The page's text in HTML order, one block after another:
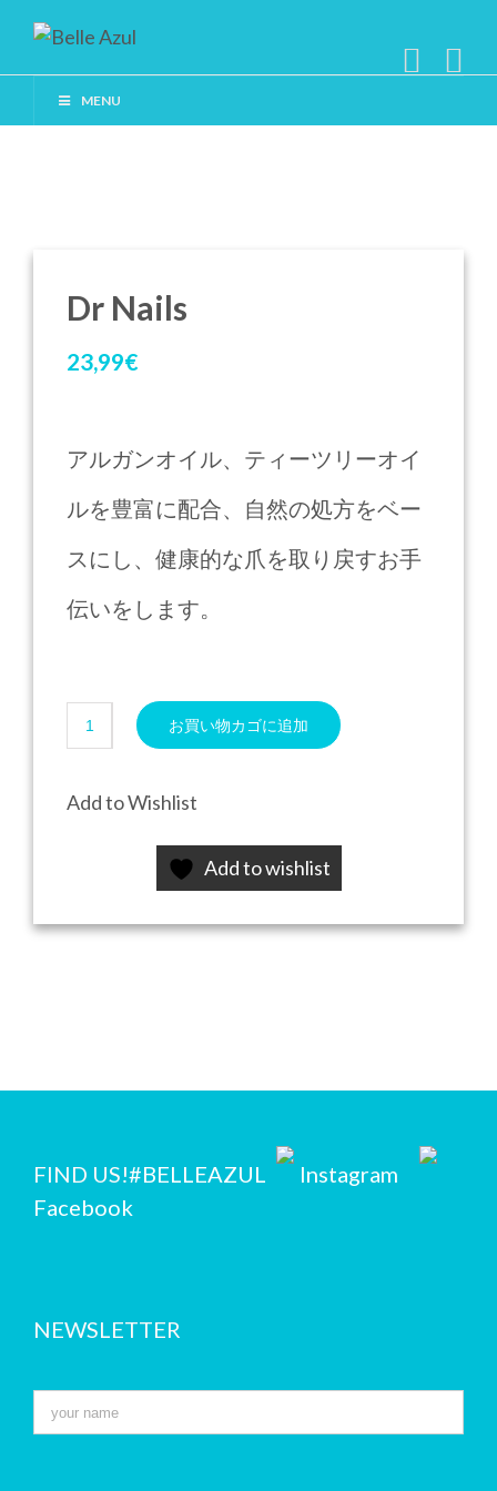
MENU
Dr Nails
23,99€
アルガンオイル、ティーツリーオイ
ルを豊富に配合、自然の処方をベー
スにし、健康的な爪を取り戻すお手
伝いをします。
Dr
Nails
お買い物カゴに追加
Add to Wishlist
Add to wishlist
FIND US!#BELLEAZUL
Instagram
Facebook
NEWSLETTER